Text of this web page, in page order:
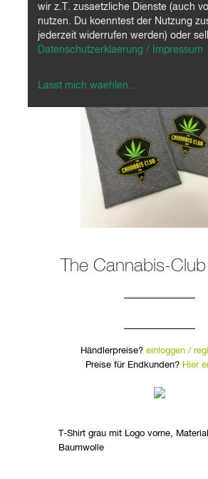
The Cannabis-
Händlerpreise? einloggen /
Preise für Endkunden? Hier
T-Shirt grau mit Logo vorne,
Baumwolle
wir z.T. zusaetzliche Dienste (auch
nutzen. Du koenntest der Nutzung
jederzeit widerrufen werden) oder
Datenschutzerklaerung / Impressum
Lasst mich waehlen